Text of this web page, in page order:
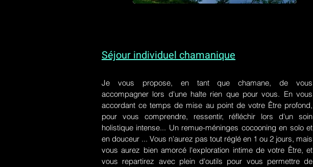
Séjour individuel chamanique
Je vous propose, en tant que chamane, de vous
accompagner lors d'une halte rien que pour vous. En vous
accordant ce temps de mise au point de votre Être profond,
pour vous comprendre, ressentir, réfléchir lors d'un soin
holistique intense... Un remue-méninges cocooning en solo et
en douceur ... Vous n'aurez pas tout réglé en 1 ou 2 jours, mais
vous aurez bien amorcé l'exploration intime de votre Être, et
vous repartirez avec plein d'outils pour vous permettre de